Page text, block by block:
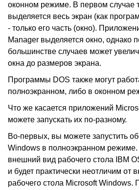
оконном режиме. В первом случае
выделяется весь экран (как
- только его часть (окно).
Manager выделяется окно, однако
большинстве случаев может
окна до размеров экрана.
Программы DOS также могут
полноэкранном, либо в оконном
Что же касается приложений
можете запускать их по-разному.
Во-первых, вы можете запустить
Windows в полноэкранном режиме.
внешний вид рабочего стола IBM
и будет практически неотличим от
рабочего стола Microsoft Windows.